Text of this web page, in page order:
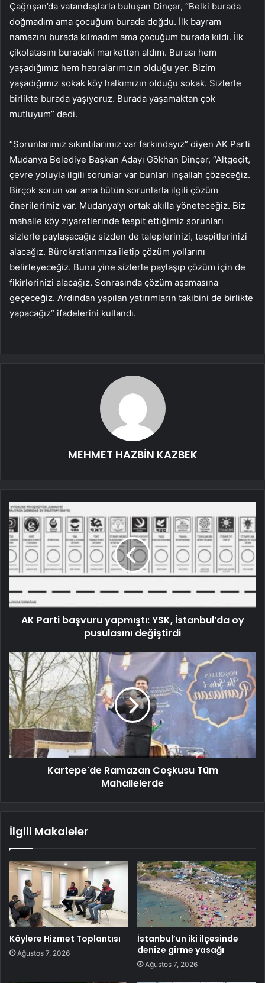
Çağrışan’da vatandaşlarla buluşan Dinçer, “Belki burada
doğmadım ama çocuğum burada doğdu. İlk bayram
namazını burada kılmadım ama çocuğum burada kıldı. İlk
çikolatasını buradaki marketten aldım. Burası hem
yaşadığımız hem hatıralarımızın olduğu yer. Bizim
yaşadığımız sokak köy halkımızın olduğu sokak. Sizlerle
birlikte burada yaşıyoruz. Burada yaşamaktan çok
mutluyum” dedi.
“Sorunlarımız sıkıntılarımız var farkındayız” diyen AK Parti
Mudanya Belediye Başkan Adayı Gökhan Dinçer, “Altgeçit,
çevre yoluyla ilgili sorunlar var bunları inşallah çözeceğiz.
Birçok sorun var ama bütün sorunlarla ilgili çözüm
önerilerimiz var. Mudanya’yı ortak akılla yöneteceğiz. Biz
mahalle köy ziyaretlerinde tespit ettiğimiz sorunları
sizlerle paylaşacağız sizden de taleplerinizi, tespitlerinizi
alacağız. Bürokratlarımıza iletip çözüm yollarını
belirleyeceğiz. Bunu yine sizlerle paylaşıp çözüm için de
fikirlerinizi alacağız. Sonrasında çözüm aşamasına
geçeceğiz. Ardından yapılan yatırımların takibini de birlikte
yapacağız” ifadelerini kullandı.
MEHMET HAZBİN KAZBEK
AK Parti başvuru yapmıştı: YSK, İstanbul’da oy
pusulasını değiştirdi
Kartepe'de Ramazan Coşkusu Tüm
Mahallelerde
İlgili Makaleler
Köylere Hizmet Toplantısı
Ağustos 7, 2026
İstanbul’un iki ilçesinde
denize girme yasağı
Ağustos 7, 2026